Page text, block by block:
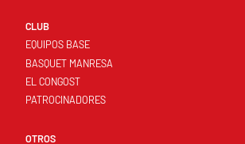
CLUB
EQUIPOS BASE
BASQUET MANRESA
EL CONGOST
PATROCINADORES
OTROS